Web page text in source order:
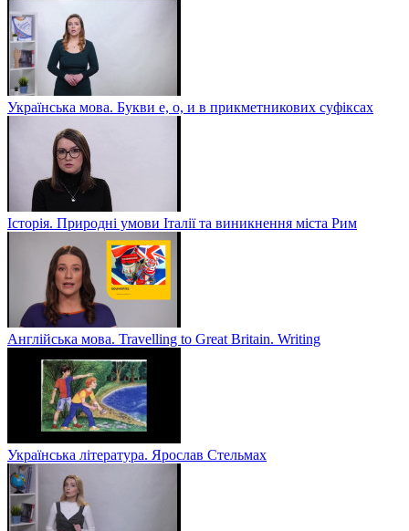
Українська мова. Букви е, о, и в прикметникових суфіксах
Історія. Природні умови Італії та виникнення міста Рим
Англійська мова. Travelling to Great Britain. Writing
Українська література. Ярослав Стельмах